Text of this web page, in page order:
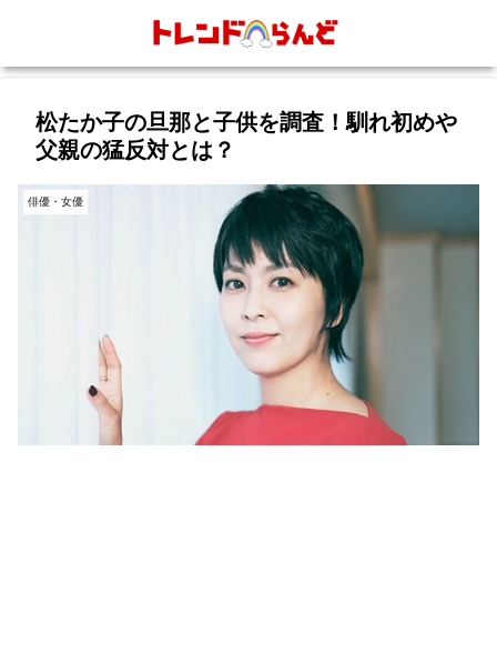
松たか子の旦那と子供を調査！馴れ初めや
父親の猛反対とは？
俳優・女優